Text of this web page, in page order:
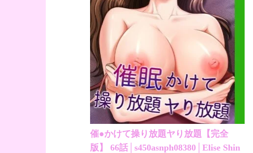
催●かけて操り放題ヤり放題【完全
版】 66話│s450asnph08380│Elise Shin